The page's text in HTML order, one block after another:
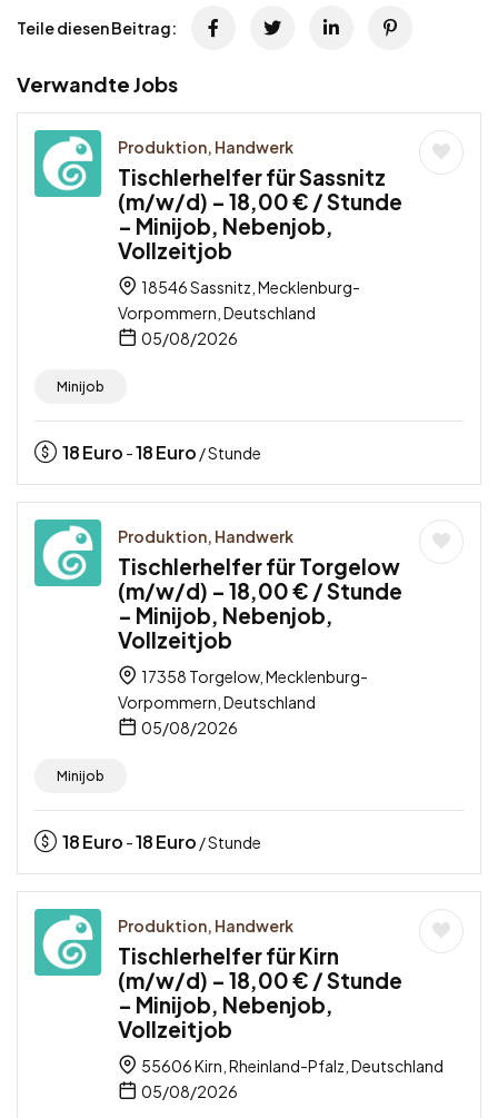
Teile diesen Beitrag:
Verwandte Jobs
Produktion, Handwerk
Tischlerhelfer für Sassnitz
(m/w/d) – 18,00 € / Stunde
– Minijob, Nebenjob,
Vollzeitjob
18546 Sassnitz, Mecklenburg-
Vorpommern, Deutschland
05/08/2026
Minijob
18Euro -18Euro / Stunde
Produktion, Handwerk
Tischlerhelfer für Torgelow
(m/w/d) – 18,00 € / Stunde
– Minijob, Nebenjob,
Vollzeitjob
17358 Torgelow, Mecklenburg-
Vorpommern, Deutschland
05/08/2026
Minijob
18Euro -18Euro / Stunde
Produktion, Handwerk
Tischlerhelfer für Kirn
(m/w/d) – 18,00 € / Stunde
– Minijob, Nebenjob,
Vollzeitjob
55606 Kirn, Rheinland-Pfalz, Deutschland
05/08/2026